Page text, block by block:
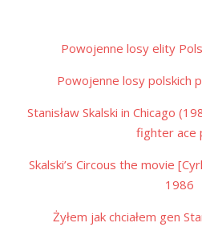
Powojenne losy elity
Powojenne losy polskich
Stanisław Skalski in Chicago
fighter ace
Skalski’s Circous the movie
1986
Żyłem jak chciałem gen